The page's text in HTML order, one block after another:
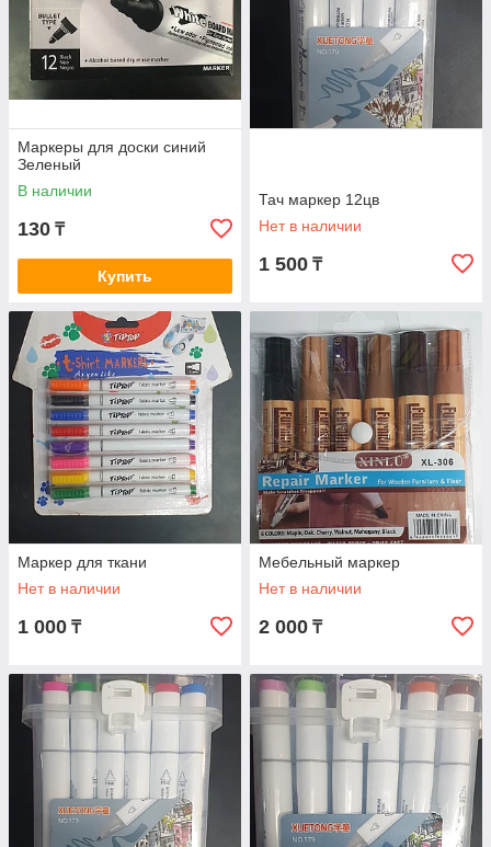
Маркеры для доски синий
Зеленый
В наличии
130 ₸
Купить
Тач маркер 12цв
Нет в наличии
1 500 ₸
Маркер для ткани
Нет в наличии
1 000 ₸
Мебельный маркер
Нет в наличии
2 000 ₸